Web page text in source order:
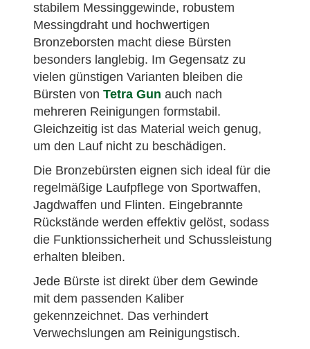
stabilem Messinggewinde, robustem
Messingdraht und hochwertigen
Bronzeborsten macht diese Bürsten
besonders langlebig. Im Gegensatz zu
vielen günstigen Varianten bleiben die
Bürsten von Tetra Gun auch nach
mehreren Reinigungen formstabil.
Gleichzeitig ist das Material weich genug,
um den Lauf nicht zu beschädigen.
Die Bronzebürsten eignen sich ideal für die
regelmäßige Laufpflege von Sportwaffen,
Jagdwaffen und Flinten. Eingebrannte
Rückstände werden effektiv gelöst, sodass
die Funktionssicherheit und Schussleistung
erhalten bleiben.
Jede Bürste ist direkt über dem Gewinde
mit dem passenden Kaliber
gekennzeichnet. Das verhindert
Verwechslungen am Reinigungstisch.